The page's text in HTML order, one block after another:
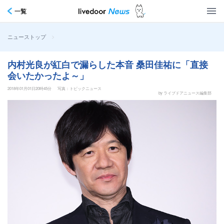
一覧
ニューストップ >
内村光良が紅白で漏らした本音 桑田佳祐に「直接
会いたかったよ～」
2018年01月01日20時45分
写真：トピックニュース
by ライブドアニュース編集部